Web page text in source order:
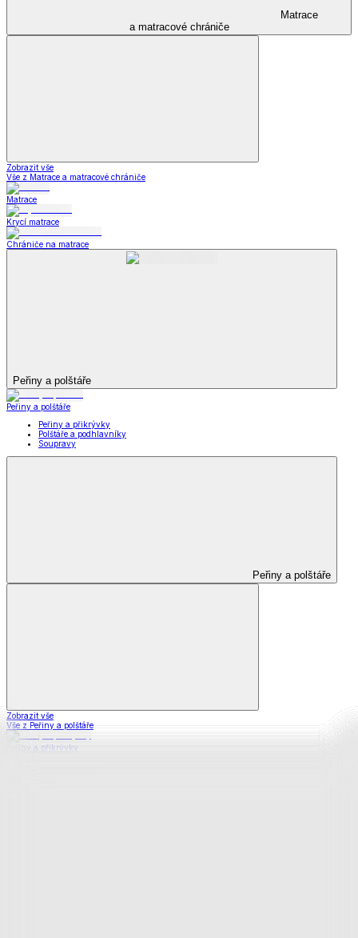
Matrace
a matracové chrániče
Zobrazit vše
Vše z Matrace a matracové chrániče
Matrace
Krycí matrace
Chrániče na matrace
Peřiny a polštáře
Peřiny a polštáře
Peřiny a přikrývky
Polštáře a podhlavníky
Soupravy
Peřiny a polštáře
Zobrazit vše
Vše z Peřiny a polštáře
Peřiny a přikrývky